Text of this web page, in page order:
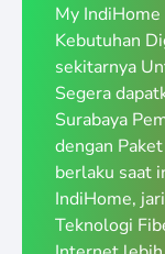
My
Kebutuhan
sekitarnya
Segera
Surabaya
dengan
berlaku saat
IndiHome,
Teknologi